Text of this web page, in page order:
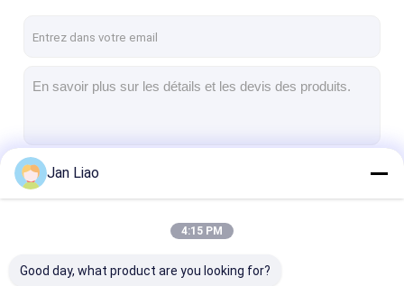
tableau blanc interactif infrarouge
Moniteur interactif d'écran tactile
panneau futé d'affichage à cristaux liquides
Jan Liao
4:15 PM
Good day, what product are you looking for?